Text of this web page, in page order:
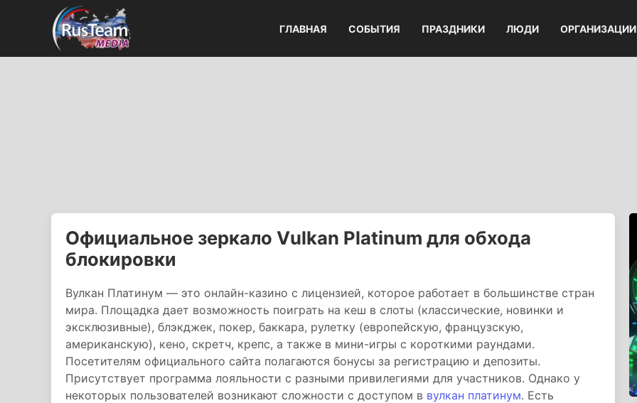
ГЛАВНАЯ СОБЫТИЯ ПРАЗДНИКИ ЛЮДИ ОРГАНИЗАЦИИ
Официальное зеркало Vulkan Platinum для обхода
блокировки
Вулкан Платинум — это онлайн-казино с лицензией, которое работает в большинстве стран
мира. Площадка дает возможность поиграть на кеш в слоты (классические, новинки и
эксклюзивные), блэкджек, покер, баккара, рулетку (европейскую, французскую,
американскую), кено, скретч, крепс, а также в мини-игры с короткими раундами.
Посетителям официального сайта полагаются бонусы за регистрацию и депозиты.
Присутствует программа лояльности с разными привилегиями для участников. Однако у
некоторых пользователей возникают сложности с доступом в вулкан платинум. Есть